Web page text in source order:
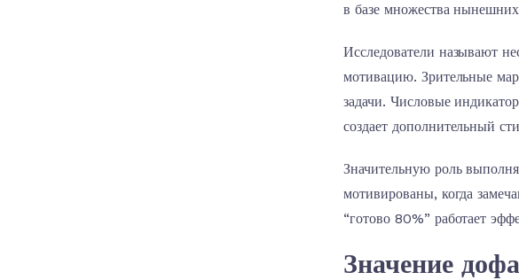
в базе множества
Исследователи называют
мотивацию. Зрительные
задачи. Числовые
создает дополнительный
Значительную роль
мотивированы, когда
“готово 80%” работает
Значение